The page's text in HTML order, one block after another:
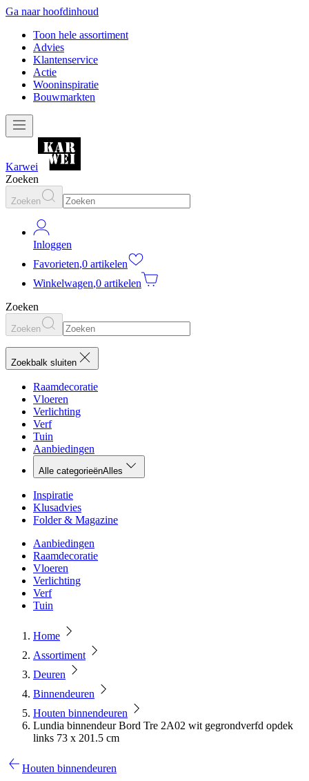
Ga naar hoofdinhoud
Toon hele assortiment
Advies
Klantenservice
Actie
Wooninspiratie
Bouwmarkten
Karwei
Zoeken
Zoeken
Inloggen
Favorieten,0 artikelen
Winkelwagen,0 artikelen
Zoeken
Zoeken
Zoekbalk sluiten
Raamdecoratie
Vloeren
Verlichting
Verf
Tuin
Aanbiedingen
Alle categorieënAlles
Inspiratie
Klusadvies
Folder & Magazine
Aanbiedingen
Raamdecoratie
Vloeren
Verlichting
Verf
Tuin
Home
Assortiment
Deuren
Binnendeuren
Houten binnendeuren
Lundia binnendeur Bord Tre 2A02 wit gegrondverfd opdek
links 73 x 201.5 cm
Houten binnendeuren